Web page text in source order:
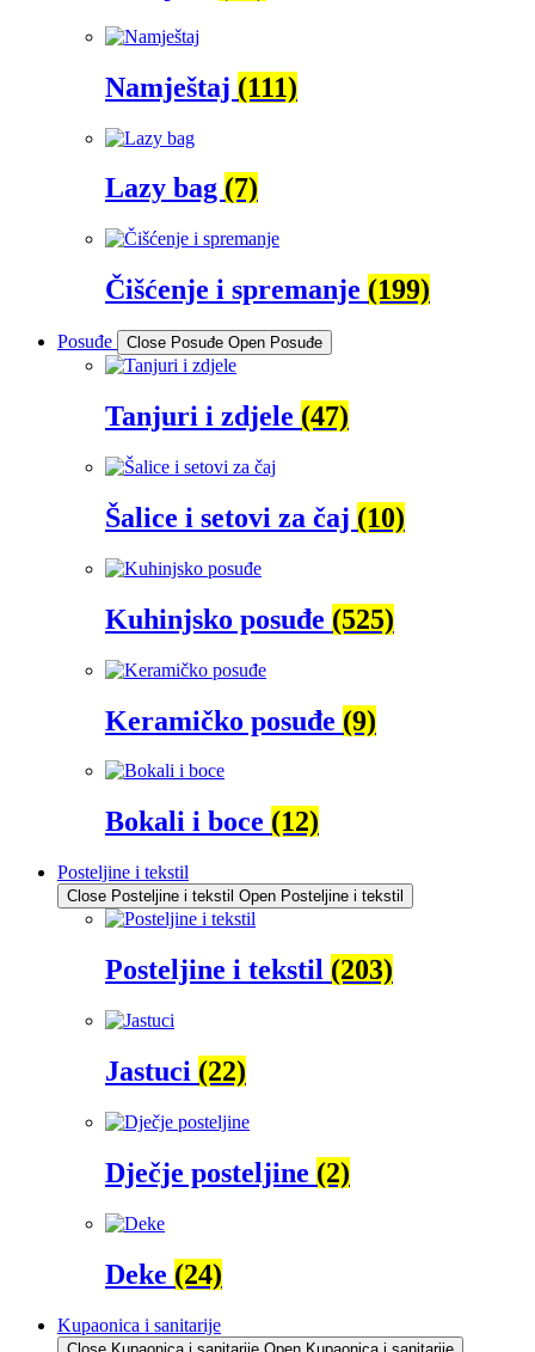
Namještaj (111)
Lazy bag (7)
Čišćenje i spremanje (199)
Posuđe Close Posuđe Open Posuđe
Tanjuri i zdjele (47)
Šalice i setovi za čaj (10)
Kuhinjsko posuđe (525)
Keramičko posuđe (9)
Bokali i boce (12)
Posteljine i tekstil
Close Posteljine i tekstil Open Posteljine i tekstil
Posteljine i tekstil (203)
Jastuci (22)
Dječje posteljine (2)
Deke (24)
Kupaonica i sanitarije
Close Kupaonica i sanitarije Open Kupaonica i sanitarije